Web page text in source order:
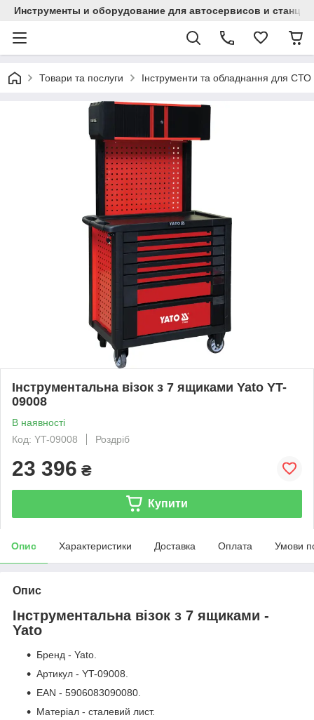
Инструменты и оборудование для автосервисов и
Товари та послуги Інструменти та обладнання для СТО
Інструментальна візок з 7 ящиками Yato YT-
09008
В наявності
Код: YT-09008
Роздріб
23 396 ₴
Купити
Опис Характеристики Доставка Оплата Умови
Опис
Інструментальна візок з 7 ящиками -
Yato
Бренд - Yato.
Артикул - YT-09008.
EAN - 5906083090080.
Матеріал - сталевий лист.